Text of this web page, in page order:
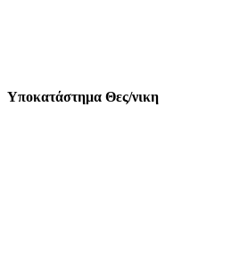
Υποκατάστημα Θες/νικη